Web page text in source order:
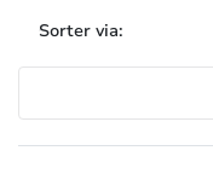
Sorter via: